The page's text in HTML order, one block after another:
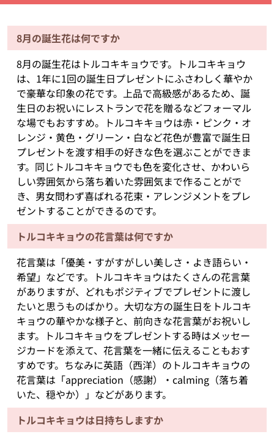
8月の誕生花は何ですか
8月の誕生花はトルコキキョウです。トルコキキョウ
は、1年に1回の誕生日プレゼントにふさわしく華やか
で豪華な印象の花です。上品で高級感があるため、誕
生日のお祝いにレストランで花を贈るなどフォーマル
な場でもおすすめ。トルコキキョウは赤・ピンク・オ
レンジ・黄色・グリーン・白など花色が豊富で誕生日
プレゼントを渡す相手の好きな色を選ぶことができま
す。同じトルコキキョウでも色を変化させ、かわいら
しい雰囲気から落ち着いた雰囲気まで作ることがで
き、男女問わず喜ばれる花束・アレンジメントをプレ
ゼントすることができるのです。
トルコキキョウの花言葉は何ですか
花言葉は「優美・すがすがしい美しさ・よき語らい・
希望」などです。トルコキキョウはたくさんの花言葉
がありますが、どれもポジティブでプレゼントに渡し
たいと思うものばかり。大切な方の誕生日をトルコキ
キョウの華やかな様子と、前向きな花言葉がお祝いし
ます。トルコキキョウをプレゼントする時はメッセー
ジカードを添えて、花言葉を一緒に伝えることもおす
すめです。ちなみに英語（西洋）のトルコキキョウの
花言葉は「appreciation（感謝）・calming（落ち着
いた、穏やか）」などがあります。
トルコキキョウは日持ちしますか